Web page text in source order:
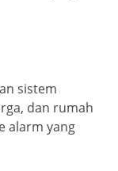
sistem
dan rumah
alarm yang